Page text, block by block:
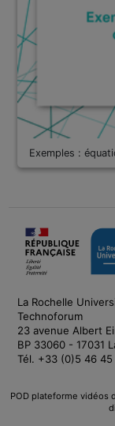
Exemples :
La Rochelle
Technoforum
23 avenue Albert
BP 33060 - 17031
Tél. +33 (0)5 46 45
POD plateforme vidéos